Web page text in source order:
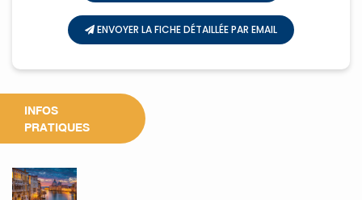
ENVOYER LA FICHE DÉTAILLÉE PAR EMAIL
INFOS
PRATIQUES